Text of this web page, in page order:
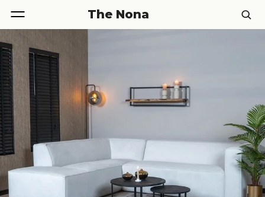
The Nona